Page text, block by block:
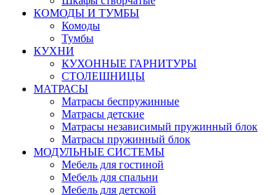
КОМОДЫ И ТУМБЫ
Комоды
Тумбы
КУХНИ
КУХОННЫЕ ГАРНИТУРЫ
СТОЛЕШНИЦЫ
МАТРАСЫ
Матрасы беспружинные
Матрасы детские
Матрасы независимый пружинный блок
Матрасы пружинный блок
МОДУЛЬНЫЕ СИСТЕМЫ
Мебель для гостиной
Мебель для спальни
Мебель для детской